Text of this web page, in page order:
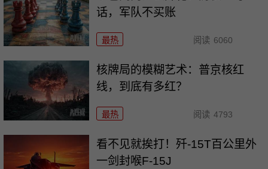
话，军队不买账
最热 阅读 6060
核牌局的模糊艺术：普京核红
线，到底有多红？
最热 阅读 4793
看不见就挨打！歼-15T百公里外
一剑封喉F-15J